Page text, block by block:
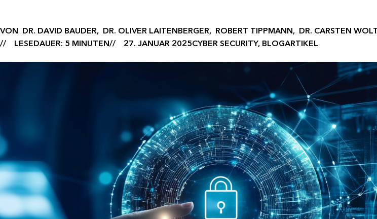
VON DR. DAVID BAUDER, DR. OLIVER LAITENBERGER, ROBERT TIPPMANN, DR. CARSTEN
LESEDAUER: 5 MINUTEN
27. JANUAR 2025CYBER SECURITY, BLOGARTIKEL